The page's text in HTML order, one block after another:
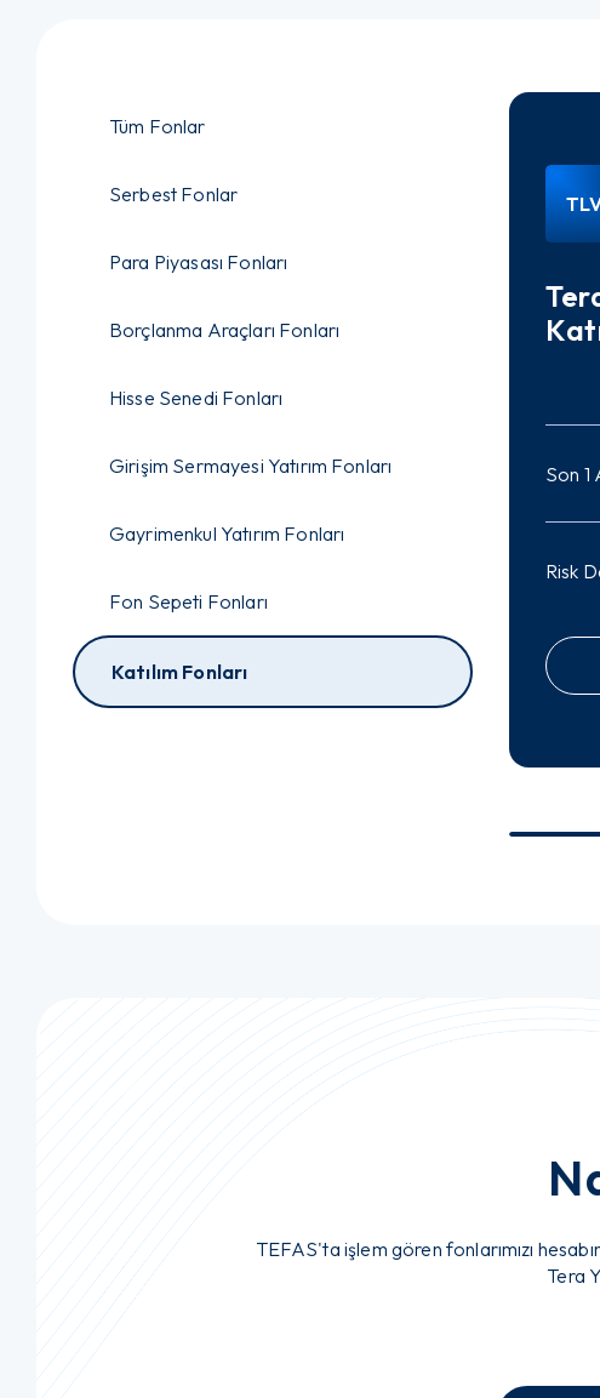
Tüm Fonlar
Serbest Fonlar
Para Piyasası Fonları
Borçlanma Araçları Fonları
Hisse Senedi Fonları
Girişim Sermayesi Yatırım Fonları
Gayrimenkul Yatırım Fonları
Fon Sepeti Fonları
Katılım Fonları
Son 1
Risk
TEFAS'ta işlem gören fonlarımızı
Tera